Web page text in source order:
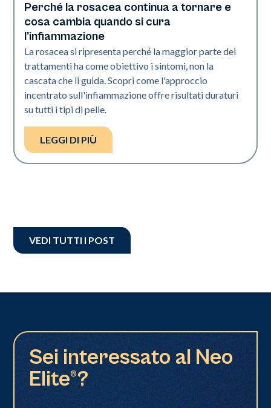
Salute della pelle
Perché la rosacea continua a tornare e
cosa cambia quando si cura
l'infiammazione
La rosacea si ripresenta perché la maggior parte dei
trattamenti ha come obiettivo i sintomi, non la
cascata che li guida. Scopri come l'approccio
incentrato sull'infiammazione offre risultati duraturi
su tutti i tipi di pelle.
LEGGI DI PIÙ
VEDI TUTTI I POST
Sei interessato al Neo
Elite®?